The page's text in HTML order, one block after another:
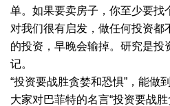
单。如果要卖房子，你至少要找
对我们很有启发，做任何投资都
的投资，早晚会输掉。研究是投
记。
“投资要战胜贪婪和恐惧”，能做
大家对巴菲特的名言“投资要战